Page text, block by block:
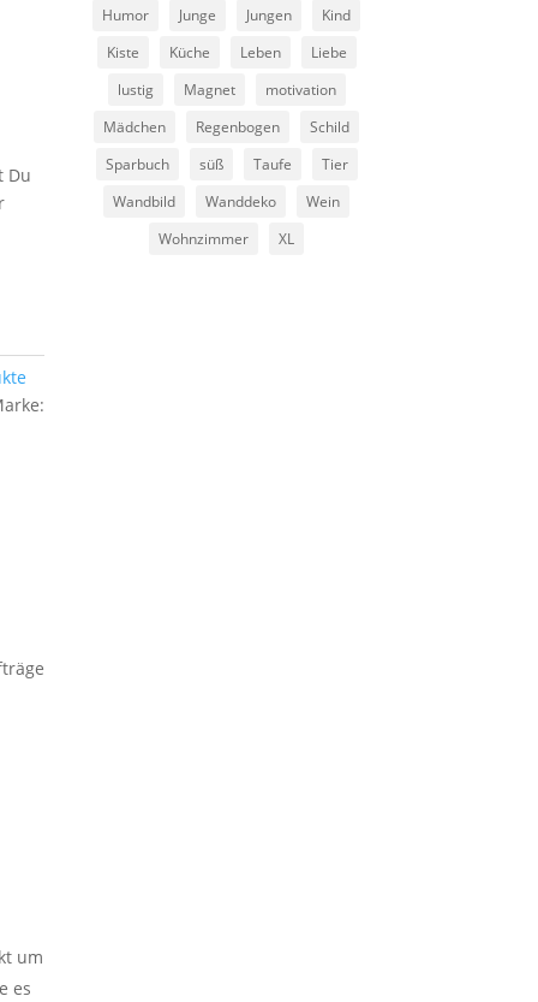
Du
um
es
Humor
Junge Jungen
Kind
Kiste
Küche Leben
Liebe
lustig
Magnet
motivation
Mädchen
Regenbogen
Schild
Sparbuch
süß Taufe
Tier
Wandbild
Wanddeko
Wein
Wohnzimmer
XL